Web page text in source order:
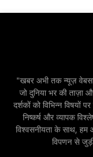
"खबर अभी तक न्यूज़
जो दुनिया भर की ताज़ा
दर्शकों को विभिन्न विषयों
निष्कर्ष और व्यापक
विश्वसनीयता के साथ, हम
विपणन से